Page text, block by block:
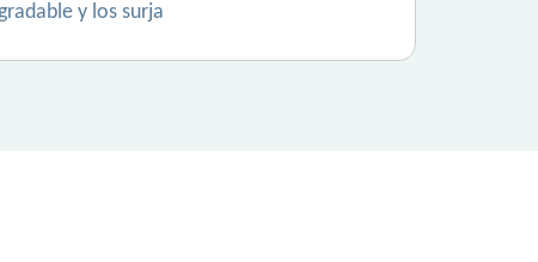
y los surja